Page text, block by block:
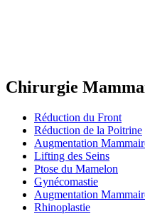
Chirurgie
Réduction du Front
Réduction de la Poitrine
Augmentation
Lifting des Seins
Ptose du Mamelon
Gynécomastie
Augmentation
Rhinoplastie